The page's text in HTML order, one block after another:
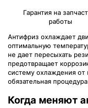
Гарантия на
работы
Антифриз охлаждает
оптимальную
не дает пересыхать
предотвращает
систему охлаждения
обязательная
Когда меняют